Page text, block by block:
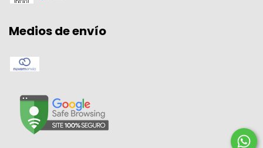
Medios de envío